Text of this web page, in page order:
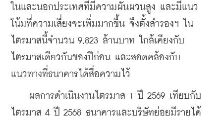
ในและนอกประเทศที่มีความผันผวนสูง และมีแนว
โน้มที่ความเสี่ยงจะเพิ่มมากขึ้น จึงตั้งสำรองฯ ใน
ไตรมาสนี้จำนวน 9,823 ล้านบาท ใกล้เคียงกับ
ไตรมาสเดียวกันของปีก่อน และสอดคล้องกับ
แนวทางที่ธนาคารได้สื่อความไว้
ผลการดำเนินงานไตรมาส 1 ปี 2569 เทียบกับ
ไตรมาส 4 ปี 2568 ธนาคารและบริษัทย่อยมีรายได้